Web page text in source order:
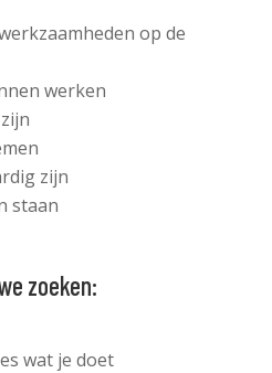
op de
werken
zijn
staan
zoeken:
wat je doet